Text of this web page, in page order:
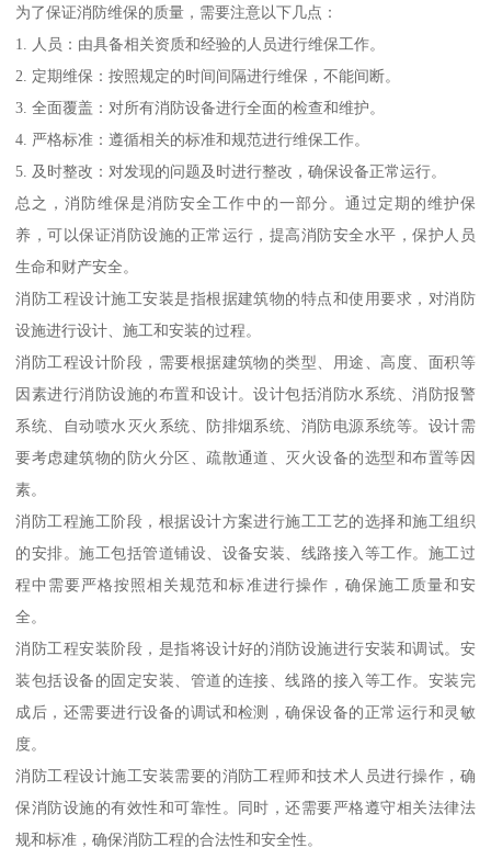
为了保证消防维保的质量，需要注意以下几点：
1. 人员：由具备相关资质和经验的人员进行维保工作。
2. 定期维保：按照规定的时间间隔进行维保，不能间断。
3. 全面覆盖：对所有消防设备进行全面的检查和维护。
4. 严格标准：遵循相关的标准和规范进行维保工作。
5. 及时整改：对发现的问题及时进行整改，确保设备正常运行。
总之，消防维保是消防安全工作中的一部分。通过定期的维护保
养，可以保证消防设施的正常运行，提高消防安全水平，保护人员
生命和财产安全。
消防工程设计施工安装是指根据建筑物的特点和使用要求，对消防
设施进行设计、施工和安装的过程。
消防工程设计阶段，需要根据建筑物的类型、用途、高度、面积等
因素进行消防设施的布置和设计。设计包括消防水系统、消防报警
系统、自动喷水灭火系统、防排烟系统、消防电源系统等。设计需
要考虑建筑物的防火分区、疏散通道、灭火设备的选型和布置等因
素。
消防工程施工阶段，根据设计方案进行施工工艺的选择和施工组织
的安排。施工包括管道铺设、设备安装、线路接入等工作。施工过
程中需要严格按照相关规范和标准进行操作，确保施工质量和安
全。
消防工程安装阶段，是指将设计好的消防设施进行安装和调试。安
装包括设备的固定安装、管道的连接、线路的接入等工作。安装完
成后，还需要进行设备的调试和检测，确保设备的正常运行和灵敏
度。
消防工程设计施工安装需要的消防工程师和技术人员进行操作，确
保消防设施的有效性和可靠性。同时，还需要严格遵守相关法律法
规和标准，确保消防工程的合法性和安全性。